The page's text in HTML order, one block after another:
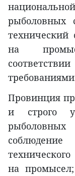
рыболовных
на
Провинция
и строго
рыболовных
на